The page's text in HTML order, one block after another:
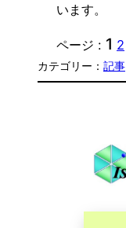
います。
ページ : 1 2
カテゴリー： 記事